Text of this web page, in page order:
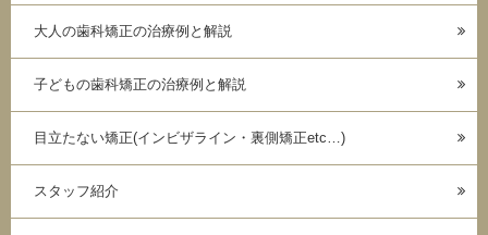
大人の歯科矯正の治療例と解説
子どもの歯科矯正の治療例と解説
目立たない矯正(インビザライン・裏側矯正etc…)
スタッフ紹介